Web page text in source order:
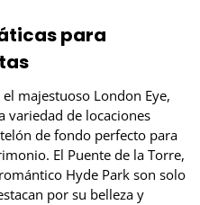
para
majestuoso London Eye,
variedad de locaciones
de fondo perfecto para
El Puente de la Torre,
Hyde Park son solo
por su belleza y